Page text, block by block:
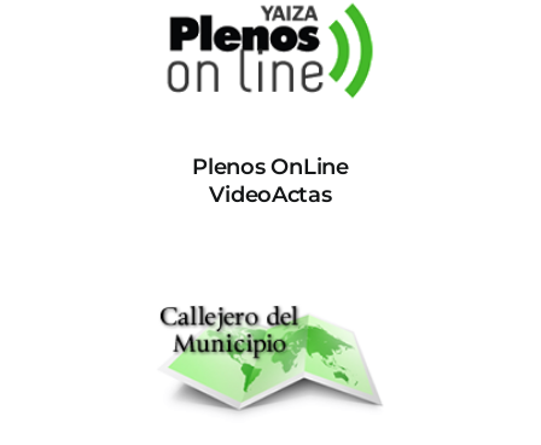
Plenos OnLine
VideoActas